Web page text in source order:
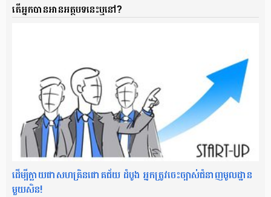
តើ​អ្នក​បាន​អាន​អត្ថបទ​នេះ​ឬ​នៅ?
ដើម្បីក្លាយជាសហគ្រិនជោគជ័យ ដំបូង អ្នកត្រូវចេះច្បាស់ជំនាញមូលដ្ឋាន
មួយសិន!